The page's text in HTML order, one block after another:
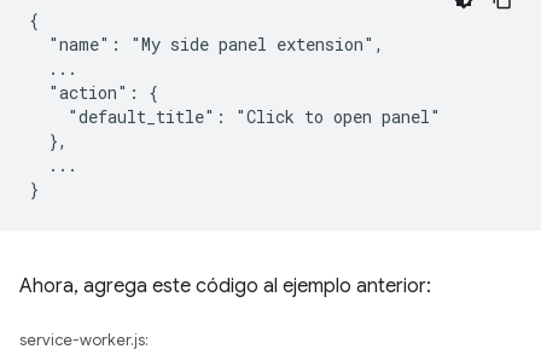
{
  "name": "My side panel extension",
  ...
  "action": {
    "default_title": "Click to open panel"
  },
  ...
Ahora, agrega este código al ejemplo anterior:
service-worker.js: